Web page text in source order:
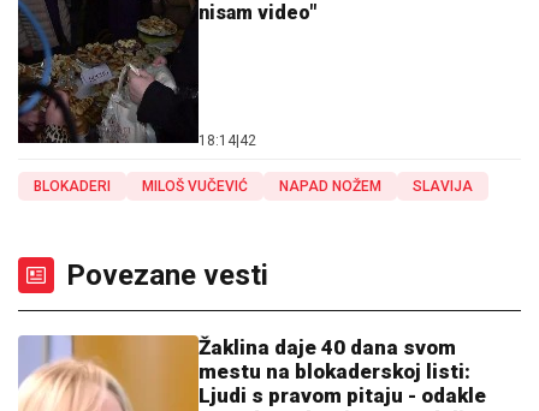
nisam video"
18:14 42
BLOKADERI MILOŠ VUČEVIĆ NAPAD NOŽEM SLAVIJA
Povezane vesti
Žaklina daje 40 dana svom
mestu na blokaderskoj listi:
Ljudi s pravom pitaju - odakle